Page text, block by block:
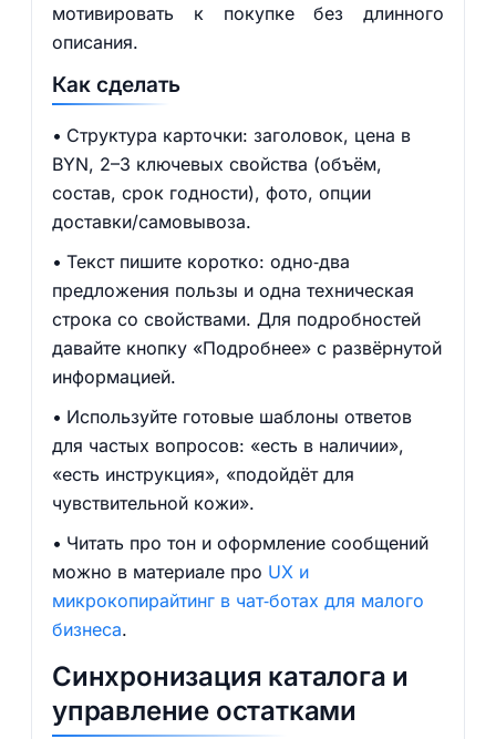
мотивировать к покупке без длинного
описания.
Как сделать
Структура карточки: заголовок, цена в
BYN, 2–3 ключевых свойства (объём,
состав, срок годности), фото, опции
доставки/самовывоза.
Текст пишите коротко: одно‑два
предложения пользы и одна техническая
строка со свойствами. Для подробностей
давайте кнопку «Подробнее» с развёрнутой
информацией.
Используйте готовые шаблоны ответов
для частых вопросов: «есть в наличии»,
«есть инструкция», «подойдёт для
чувствительной кожи».
Читать про тон и оформление сообщений
можно в материале про UX и
микрокопирайтинг в чат‑ботах для малого
бизнеса.
Синхронизация каталога и
управление остатками